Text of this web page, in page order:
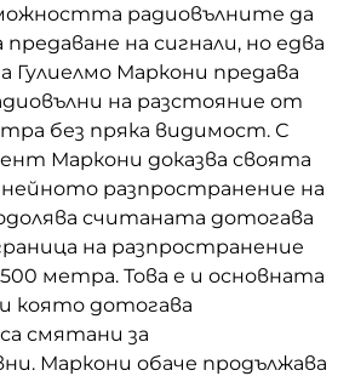
радиовълните да
предаване на сигнали, но едва
Гулиелмо Маркони предава
на разстояние от
без пряка видимост. С
Маркони доказва своята
разпространение на
считаната дотогава
на разпространение
метра. Това е и основната
която дотогава
смятани за
Маркони обаче продължава